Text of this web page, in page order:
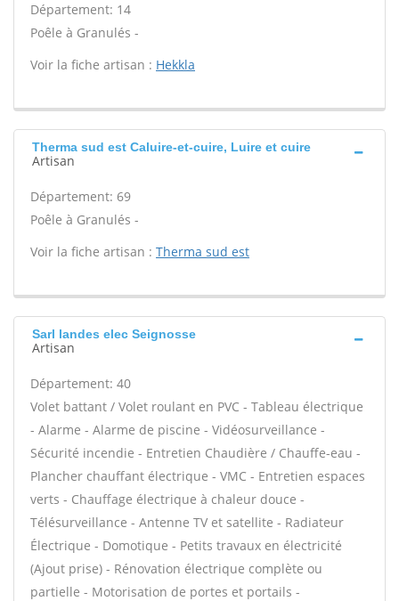
Département: 14
Poêle à Granulés -
Voir la fiche artisan : Hekkla
Therma sud est Caluire-et-cuire, Luire et cuire
Artisan
Département: 69
Poêle à Granulés -
Voir la fiche artisan : Therma sud est
Sarl landes elec Seignosse
Artisan
Département: 40
Volet battant / Volet roulant en PVC - Tableau électrique
- Alarme - Alarme de piscine - Vidéosurveillance -
Sécurité incendie - Entretien Chaudière / Chauffe-eau -
Plancher chauffant électrique - VMC - Entretien espaces
verts - Chauffage électrique à chaleur douce -
Télésurveillance - Antenne TV et satellite - Radiateur
Électrique - Domotique - Petits travaux en électricité
(Ajout prise) - Rénovation électrique complète ou
partielle - Motorisation de portes et portails -